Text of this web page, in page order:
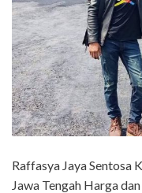
Raffasya Jaya Sentosa
Jawa Tengah Harga